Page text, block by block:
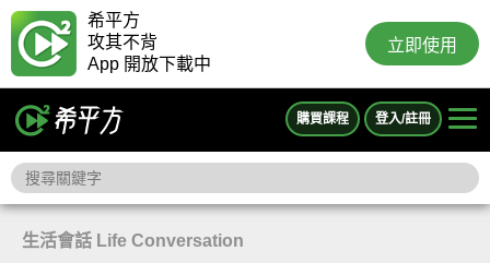
希平方
攻其不背
App 開放下載中
立即使用
購買課程 登入/註冊
生活會話 Life Conversation